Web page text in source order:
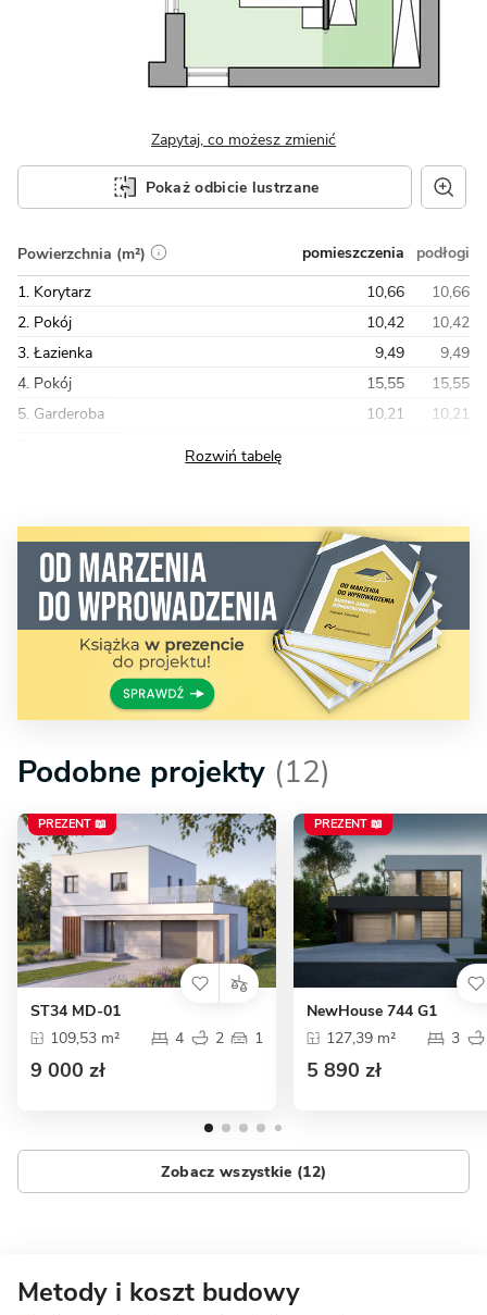
Zapytaj, co możesz zmienić
Pokaż odbicie lustrzane
Powierzchnia (m²) pomieszczenia
podłogi
1. Korytarz
10,66
10,66
2. Pokój
10,42
10,42
3. Łazienka
9,49
9,49
4. Pokój
15,55
15,55
5. Garderoba
10,21
10,21
Podobne projekty (12)
PREZENT 📖
ST34 MD-01
109,53 m²
4 2 1
9 000 zł
PREZENT 📖
NewHouse 744 G1
127,39 m²
3
5 890 zł
Zobacz wszystkie (12)
Metody i koszt budowy